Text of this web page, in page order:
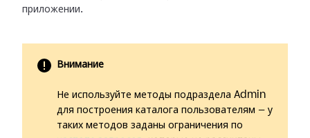
приложении.
Внимание
Не используйте методы подраздела Admin
для построения каталога пользователям — у
таких методов заданы ограничения по